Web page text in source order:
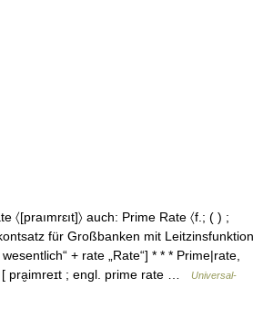
auch: Prime Rate 〈f.; ( ) ;
für Großbanken mit Leitzinsfunktion
+ rate „Rate“] * * * Prime|rate,
[ pra̮imreɪt ; engl. prime rate …
Universal-